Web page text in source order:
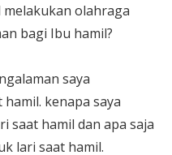
olahraga
bagi Ibu hamil?
saya
kenapa saya
saat hamil dan apa saja
lari saat hamil.